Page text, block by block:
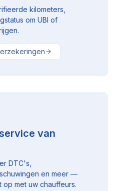
kilometers,
om UBI of
van
DTC's,
en meer —
met uw chauffeurs.